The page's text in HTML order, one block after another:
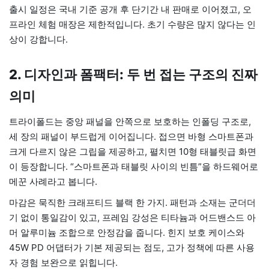
출시 일정은 국내 기준 공개 후 단기간 내 판매로 이어졌고, 오
프라인 체험 매장은 제한적입니다. 초기 수량은 많지 않다는 인
상이 강합니다.
2. 디자인과 폼팩터: 두 번 접는 구조의 진짜
의미
트라이폴드는 중앙 패널을 안쪽으로 보호하는 인폴딩 구조로,
세 장의 패널이 부드럽게 이어집니다. 접으면 바형 스마트폰과
크게 다르지 않은 그립을 제공하고, 펼치면 10형 태블릿급 화면
이 등장합니다. “스마트폰과 태블릿 사이의 빈틈”을 하드웨어로
메꾼 사례라고 봅니다.
마감은 묵직한 크래프티드 블랙 한 가지. 패턴과 소재는 군더더
기 없이 통일감이 있고, 프레임 강성은 티타늄과 어드밴스드 아
머 알루미늄 조합으로 안정감을 줍니다. 힌지 보호 케이스와
45W PD 어댑터가 기본 제공되는 점도, 고가 정책에 따른 사용
자 경험 보완으로 읽힙니다.